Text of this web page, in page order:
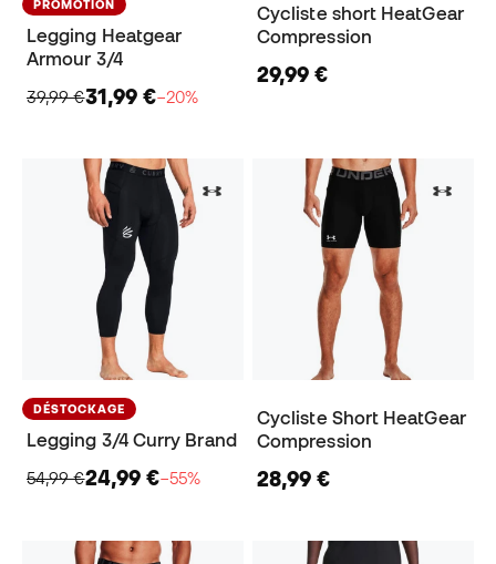
PROMOTION
Legging Heatgear
Armour 3/4
39,99 €31,99 €−20%
Cycliste short HeatGear
Compression
29,99 €
DÉSTOCKAGE
Legging 3/4 Curry Brand
54,99 €24,99 €−55%
Cycliste Short HeatGear
Compression
28,99 €